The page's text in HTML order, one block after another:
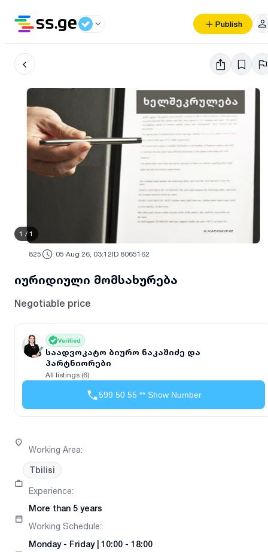
Publish
1 / 1
825 05 Aug 26, 03:12ID 8065162
იურიდიული მომსახურება
Negotiable price
Verified
საადვოკატო ბიურო ნაკაშიძე და
პარტნიორები
All listings (6)
599 50 55 ** Show Number
Working Area:
Tbilisi
Experience:
More than 5 years
Working Schedule:
Monday- Friday| 10:00 - 18:00